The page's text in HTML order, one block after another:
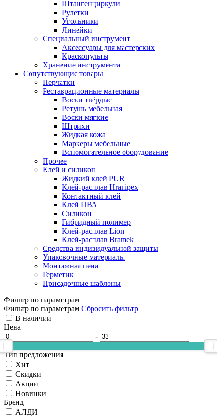
Штангенциркули
Рулетки
Угольники
Линейки
Специальный инструмент
Аксессуары для мастерских
Краскопульты
Хранение инструмента
Сопутствующие товары
Перчатки
Реставрационные материалы
Воски твёрдые
Ретушь мебельная
Воски мягкие
Штрихи
Жидкая кожа
Маркеры мебельные
Вспомогательное оборудование
Прочее
Клей и силикон
Жидкий клей PUR
Клей-расплав Hranipex
Контактный клей
Клей ПВА
Силикон
Гибридный полимер
Клей-расплав Lion
Клей-расплав Bramek
Средства индивидуальной защиты
Упаковочные материалы
Монтажная пена
Герметик
Присадочные шаблоны
Фильтр по параметрам
Фильтр по параметрам Сбросить фильтр
В наличии
Цена
-
Тип предложения
Хит
Скидки
Акции
Новинки
Бренд
АЛДИ